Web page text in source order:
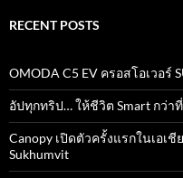
RECENT POSTS
OMODA C5 EV ครอสโอเวอร์
อัปทุกทริป… ให้ชีวิต Smart กว่า
Canopy เปิดตัวครั้งแรกในเอเ
Sukhumvit